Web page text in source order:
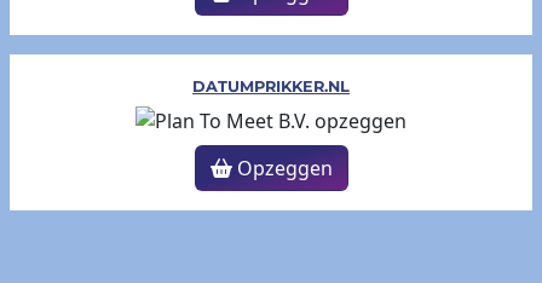
DATUMPRIKKER.NL
Opzeggen